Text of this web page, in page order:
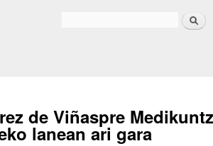
Bilatu
de Viñaspre
lanean ari gara